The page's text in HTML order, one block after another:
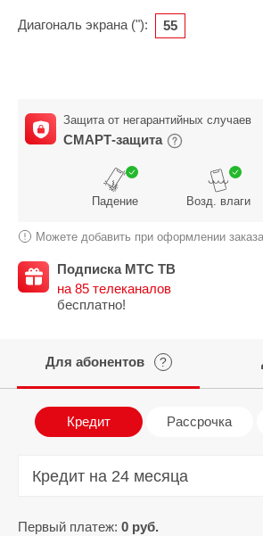
Диагональ экрана ("): 55
Защита от негарантийных случаев
СМАРТ-защита
Падение Возд. влаги
Можете добавить при оформлении заказа
Подписка МТС ТВ
на 85 телеканалов
бесплатно!
Для абонентов ?
Кредит Рассрочка
Кредит на 24 месяца
Первый платеж: 0 руб.
Кредит на 24 месяца